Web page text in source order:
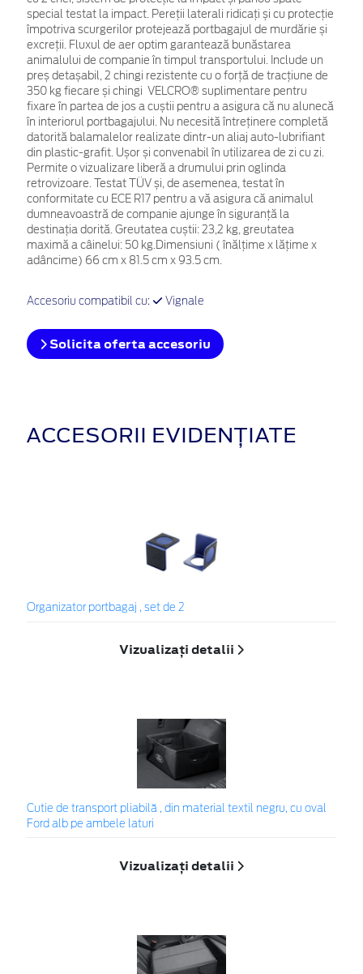
special testat la impact. Pereții laterali ridicați și cu protecție
împotriva scurgerilor protejează portbagajul de murdărie și
excreții. Fluxul de aer optim garantează bunăstarea
animalului de companie în timpul transportului. Include un
preș detașabil, 2 chingi rezistente cu o forță de tracțiune de
350 kg fiecare și chingi VELCRO® suplimentare pentru
fixare în partea de jos a cuștii pentru a asigura că nu alunecă
în interiorul portbagajului. Nu necesită întreținere completă
datorită balamalelor realizate dintr-un aliaj auto-lubrifiant
din plastic-grafit. Ușor și convenabil în utilizarea de zi cu zi.
Permite o vizualizare liberă a drumului prin oglinda
retrovizoare. Testat TÜV și, de asemenea, testat în
conformitate cu ECE R17 pentru a vă asigura că animalul
dumneavoastră de companie ajunge în siguranță la
destinația dorită. Greutatea cuștii: 23,2 kg, greutatea
maximă a câinelui: 50 kg.Dimensiuni ( înălțime x lățime x
adâncime) 66 cm x 81.5 cm x 93.5 cm.
Accesoriu compatibil cu: Vignale
Solicita oferta accesoriu
ACCESORII EVIDENȚIATE
Organizator portbagaj , set de 2
Vizualizați detalii
Cutie de transport pliabilă , din material textil negru, cu oval
Ford alb pe ambele laturi
Vizualizați detalii